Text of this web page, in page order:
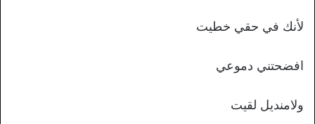
لأنك في حقي خطيت
افضحتني دموعي
ولامنديل لقيت